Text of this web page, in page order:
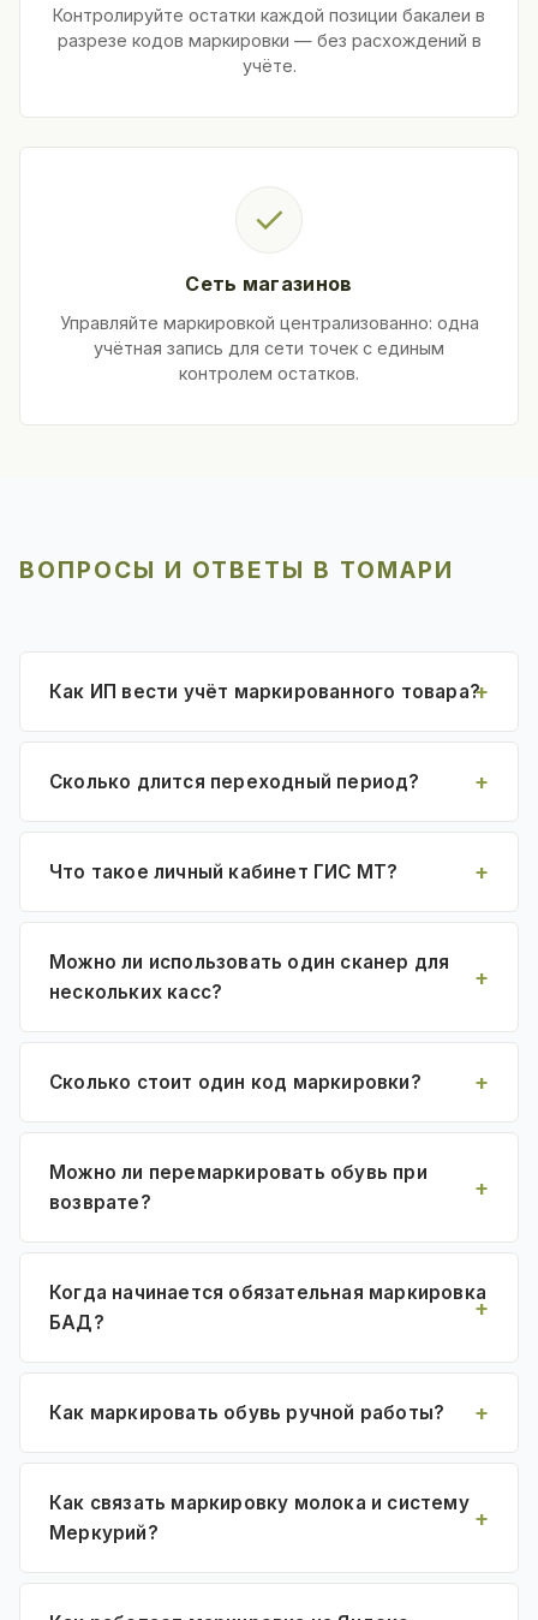
Контролируйте остатки каждой позиции бакалеи в
разрезе кодов маркировки — без расхождений в
учёте.
✓
Сеть магазинов
Управляйте маркировкой централизованно: одна
учётная запись для сети точек с единым
контролем остатков.
ВОПРОСЫ И ОТВЕТЫ В ТОМАРИ
Как ИП вести учёт маркированного товара?
Сколько длится переходный период?
Что такое личный кабинет ГИС МТ?
Можно ли использовать один сканер для
нескольких касс?
Сколько стоит один код маркировки?
Можно ли перемаркировать обувь при
возврате?
Когда начинается обязательная маркировка
БАД?
Как маркировать обувь ручной работы?
Как связать маркировку молока и систему
Меркурий?